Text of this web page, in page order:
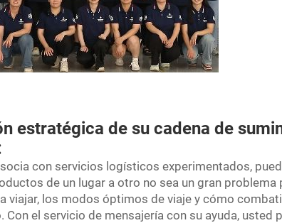
estratégica de su cadena de
con servicios logísticos experimentados,
de un lugar a otro no sea un gran
viajar, los modos óptimos de viaje y cómo
Con el servicio de mensajería con su ayuda, usted